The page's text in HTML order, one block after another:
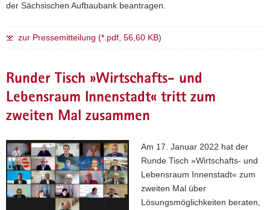
der Sächsischen Aufbaubank beantragen.
zur Pressemitteilung (*.pdf, 56,60 KB)
Runder Tisch »Wirtschafts- und
Lebensraum Innenstadt« tritt zum
zweiten Mal zusammen
Am 17. Januar 2022 hat der
Runde Tisch »Wirtschafts- und
Lebensraum Innenstadt« zum
zweiten Mal über
Lösungsmöglichkeiten beraten,